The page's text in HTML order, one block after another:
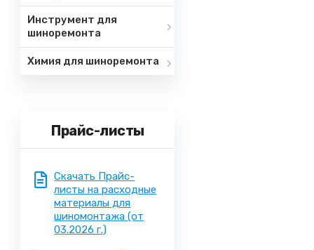
Инструмент для
шиноремонта
Химия для шиноремонта
Прайс-листы
Скачать Прайс-
листы на расходные
материалы для
шиномонтажа(от
03.2026 г.)